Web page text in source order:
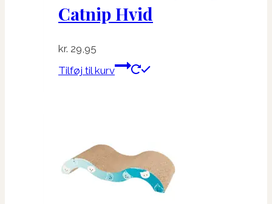
Catnip Hvid
kr. 29,95
Tilføj til kurv